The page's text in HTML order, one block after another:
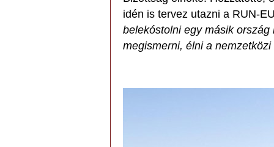
idén is tervez utazni a RUN-
belekóstolni egy másik
megismerni, élni a